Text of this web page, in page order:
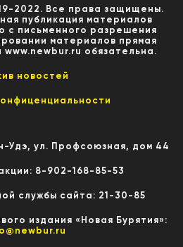
2022. Все права защищены.
публикация материалов
с письменного разрешения
материалов прямая
www.newbur.ru обязательна.
новостей
Удэ, ул. Профсоюзная, дом 44
8-902-168-85-53
службы сайта: 21-30-85
издания «Новая Бурятия»: